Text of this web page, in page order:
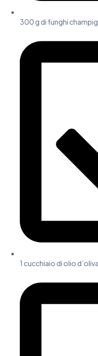
300 g di funghi
1 cucchiaio di olio d’oliva